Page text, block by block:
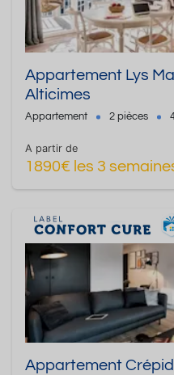
Appartement Lys
Alticimes
Appartement 2 pièces
A partir de
1890€ les 3
Appartement